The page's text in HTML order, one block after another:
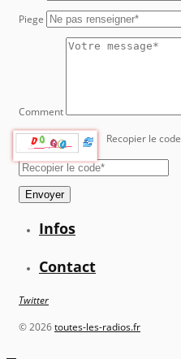
Piege
Comment
Recopier le code
Envoyer
Infos
Contact
Twitter
©2026toutes-les-radios.fr